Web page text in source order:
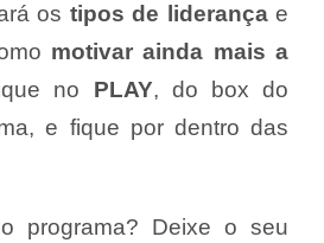
os tipos de liderançae
motivar ainda mais a
no PLAY, do box do
e fique por dentro das
programa? Deixe o seu